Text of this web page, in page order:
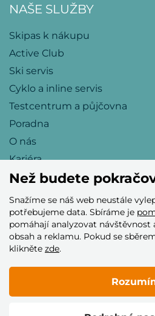
NAŠE SLUŽBY
Skipas k nákupu
Active Club
Ski servis
Cyklo a inline servis
Testcentrum a půjčovna
Poradna
O nás
Kariéra
Přijímáme tyto
© 2005–2026 Helia
Než budete
Snažíme se náš web neustále
potřebujeme data. Sbíráme je
pomáhají analyzovat návštěvnost
obsah a reklamu. Pokud se
klikněte zde.